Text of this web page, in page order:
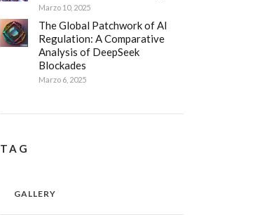
Marzo 10, 2025
The Global Patchwork of AI
Regulation: A Comparative
Analysis of DeepSeek
Blockades
Marzo 6, 2025
TAG
GALLERY